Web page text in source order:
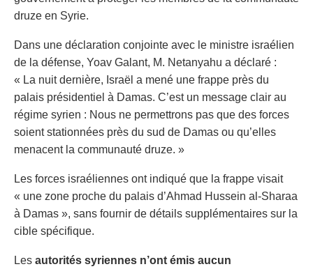
druze en Syrie.
Dans une déclaration conjointe avec le ministre israélien
de la défense, Yoav Galant, M. Netanyahu a déclaré :
« La nuit dernière, Israël a mené une frappe près du
palais présidentiel à Damas. C’est un message clair au
régime syrien : Nous ne permettrons pas que des forces
soient stationnées près du sud de Damas ou qu’elles
menacent la communauté druze. »
Les forces israéliennes ont indiqué que la frappe visait
« une zone proche du palais d’Ahmad Hussein al-Sharaa
à Damas », sans fournir de détails supplémentaires sur la
cible spécifique.
Les autorités syriennes n’ont émis aucun